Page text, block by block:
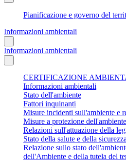
Pianificazione e governo del
Informazioni ambientali
Informazioni ambientali
CERTIFICAZIONE
Informazioni ambientali
Stato dell'ambiente
Fattori inquinanti
Misure incidenti sull'ambiente e
Misure a protezione
Relazioni sull'attuazione della
Stato della salute e della
Relazione sullo stato
dell'Ambiente e della tutela del